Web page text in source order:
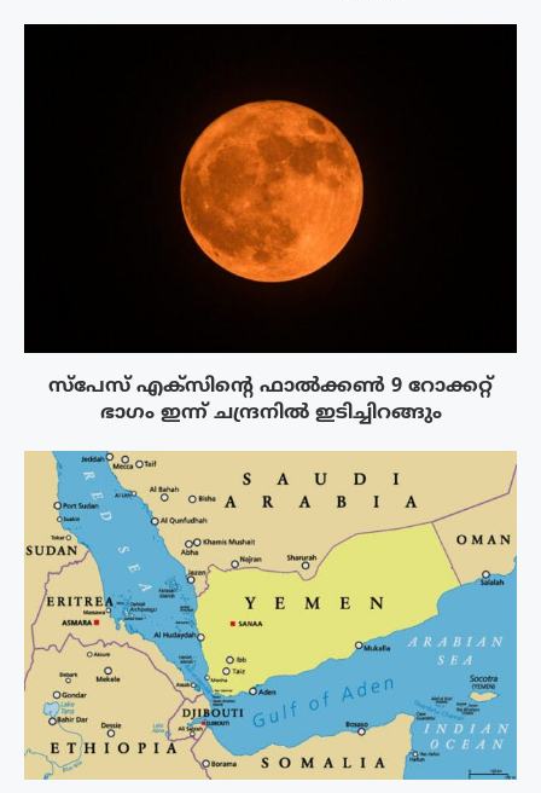
സ്‌പേസ് എക്‌സിൻ്റെ ഫാൽക്കൺ 9 റോക്കറ്റ്
ഭാഗം ഇന്ന് ചന്ദ്രനിൽ ഇടിച്ചിറങ്ങും